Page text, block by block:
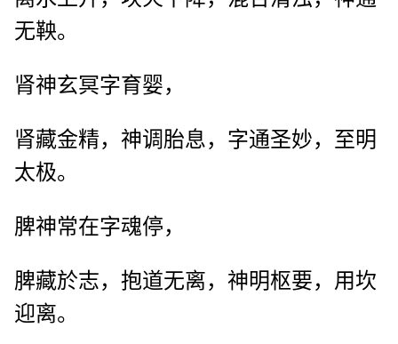
无鞅。
肾神玄冥字育婴，
肾藏金精，神调胎息，字通圣妙，至明
太极。
脾神常在字魂停，
脾藏於志，抱道无离，神明枢要，用坎
迎离。